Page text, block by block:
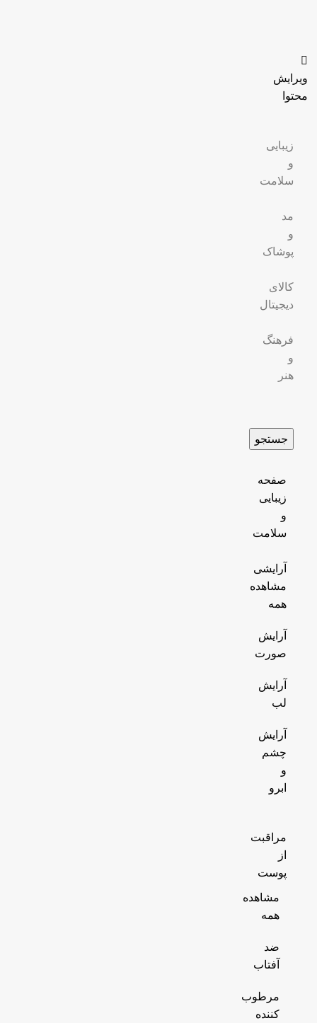
ویرایش
محتوا
زیبایی
و
سلامت
مد
و
پوشاک
کالای
دیجیتال
فرهنگ
و
هنر
جستجو
صفحه
زیبایی
و
سلامت
آرایشی
مشاهده
همه
آرایش
صورت
آرایش
لب
آرایش
چشم
و
ابرو
مراقبت
از
پوست
مشاهده
همه
ضد
آفتاب
مرطوب
کننده